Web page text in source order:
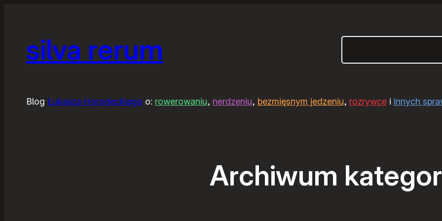
silva rerum
Blog Łukasza Horodeckiego o: rowerowaniu, nerdzeniu, bezmięsnym jedzeniu, rozrywcei innych
Archiwum